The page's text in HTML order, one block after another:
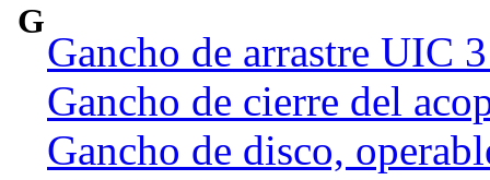
G
Gancho de arrastre UIC
Gancho de cierre del
Gancho de disco,